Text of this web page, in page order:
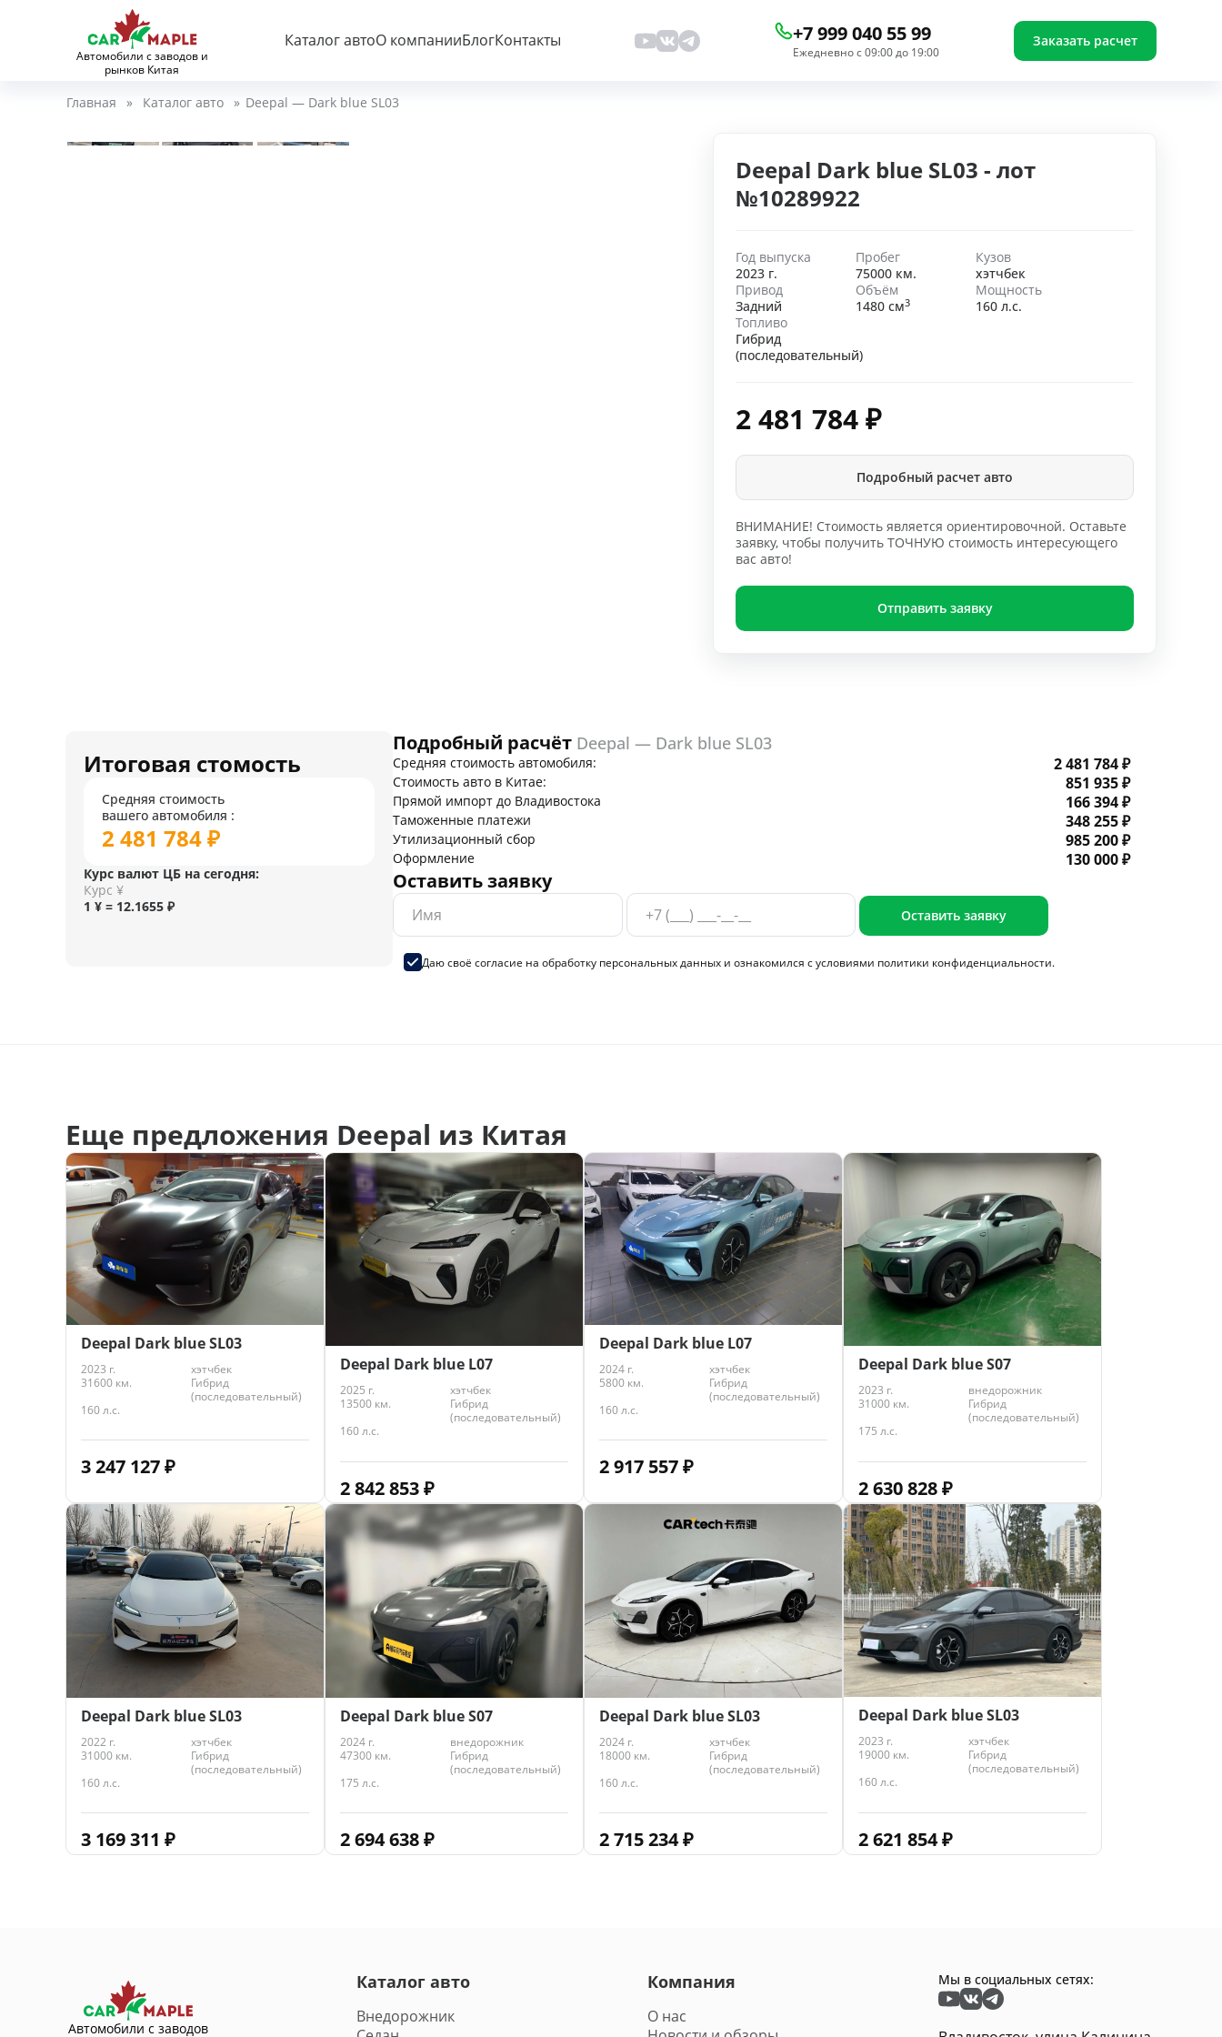
Автомобили с заводов и
рынков Китая
Каталог автоО компанииБлогКонтакты +7 999 040 55 99
Ежедневно с 09:00 до 19:00
Заказать расчет
Главная » Каталог авто » Deepal — Dark blue SL03
Deepal Dark blue SL03 - лот
№10289922
Год выпуска
2023 г.
Пробег
75000 км.
Кузов
хэтчбек
Привод
Задний
Объём
1480 см3
Мощность
160 л.с.
Топливо
Гибрид
(последовательный)
2 481 784₽
Подробный расчет авто
ВНИМАНИЕ! Стоимость является ориентировочной. Оставьте
заявку, чтобы получить ТОЧНУЮ стоимость интересующего
вас авто!
Отправить заявку
Итоговая стомость
Средняя стоимость
вашего автомобиля :
2 481 784 ₽
Курс валют ЦБ на сегодня:
Курс ¥
1 ¥ = 12.1655 ₽
Подробный расчёт Deepal — Dark blue SL03
Средняя стоимость автомобиля: 2 481 784 ₽
Стоимость авто в Китае: 851 935 ₽
Прямой импорт до Владивостока 166 394 ₽
Таможенные платежи 348 255 ₽
Утилизационный сбор 985 200 ₽
Оформление 130 000 ₽
Оставить заявку
Оставить заявку
Даю своё согласие на обработку персональных данных и ознакомился с условиями политики конфиденциальности.
Еще предложения Deepal из Китая
Deepal Dark blue SL03
2023 г.
хэтчбек
31600 км.
Гибрид
(последовательный)
160 л.с.
3 247 127₽
Deepal Dark blue L07
2025 г.
хэтчбек
13500 км.
Гибрид
(последовательный)
160 л.с.
2 842 853₽
Deepal Dark blue L07
2024 г.
хэтчбек
5800 км.
Гибрид
(последовательный)
160 л.с.
2 917 557₽
Deepal Dark blue S07
2023 г.
внедорожник
31000 км.
Гибрид
(последовательный)
175 л.с.
2 630 828₽
Deepal Dark blue SL03
2022 г.
хэтчбек
31000 км.
Гибрид
(последовательный)
160 л.с.
3 169 311 ₽
Deepal Dark blue S07
2024 г.
внедорожник
47300 км.
Гибрид
(последовательный)
175 л.с.
2 694 638₽
Deepal Dark blue SL03
2024 г.
хэтчбек
18000 км.
Гибрид
(последовательный)
160 л.с.
2 715 234₽
Deepal Dark blue SL03
2023 г.
хэтчбек
19000 км.
Гибрид
(последовательный)
160 л.с.
2 621 854₽
Автомобили с заводов
Каталог авто
Внедорожник
Компания
О нас
Мы в социальных сетях: